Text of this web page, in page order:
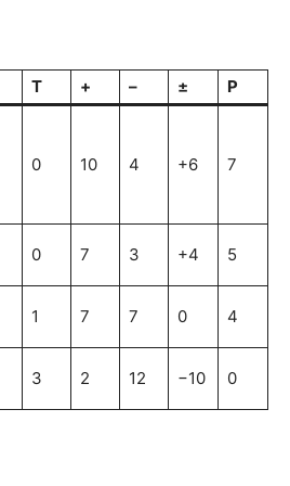
T + – ±
P
0 10 4 +6 7
0 7 3 +4 5
1 7 7 0 4
3 2 12 −10 0